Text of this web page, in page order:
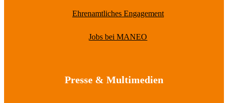
Ehrenamtliches Engagement
Jobs bei MANEO
Presse & Multimedien